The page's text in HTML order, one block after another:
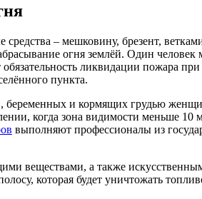
– мешковину, брезент,
огня землёй. Один человек
ликвидации пожара
пункта.
беременных и кормящих грудью
когда зона видимости меньше 10
выполняют профессионалы из
веществами, а также
которая будет уничтожать